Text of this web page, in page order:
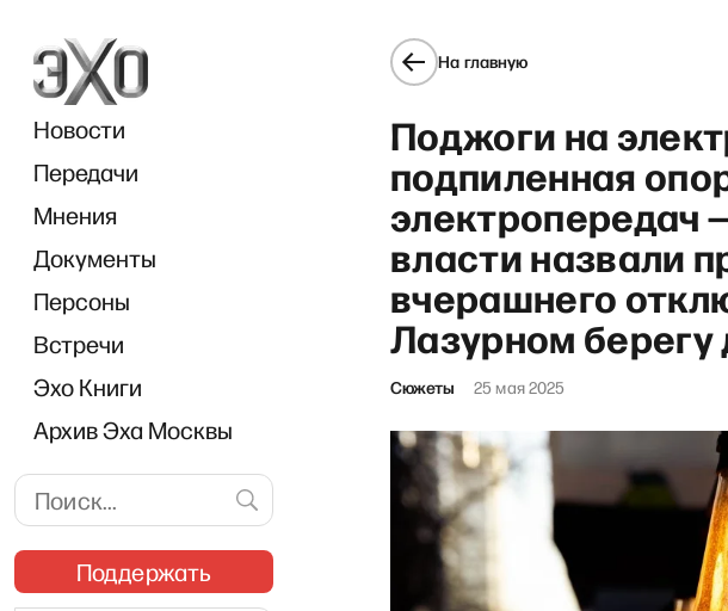
Новости
Передачи
Мнения
Документы
Персоны
Встречи
Эхо Книги
Архив Эха Москвы
Поддержать
На главную
Поджоги на
подпиленная
электропередач
власти назвали
вчерашнего
Лазурном
Сюжеты 25 мая 2025